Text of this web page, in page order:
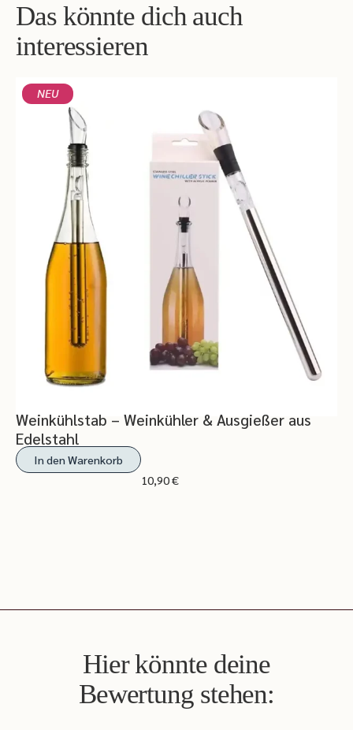
Das könnte dich auch
interessieren
NEU
Weinkühlstab – Weinkühler & Ausgießer aus
Edelstahl
In den Warenkorb
10,90€
Hier könnte deine
Bewertung stehen: